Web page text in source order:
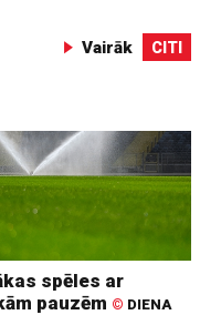
Vairāk CITI
spēles ar
pauzēm © DIENA